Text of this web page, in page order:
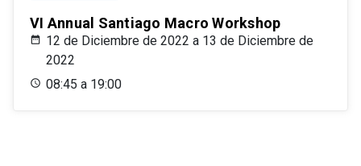
VI Annual Santiago Macro Workshop
12 de Diciembre de 2022 a 13 de Diciembre de
2022
08:45 a 19:00